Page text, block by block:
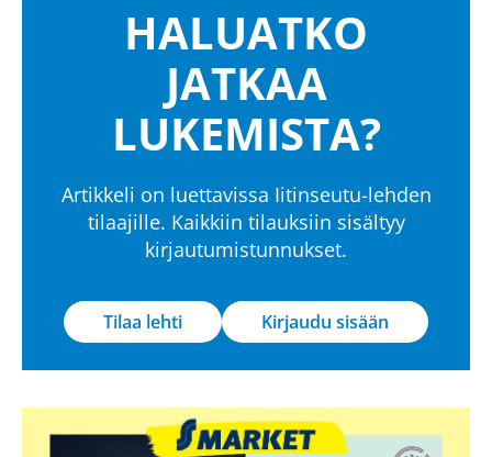
HALUATKO
JATKAA
LUKEMISTA?
Artikkeli on luettavissa Iitinseutu-lehden
tilaajille. Kaikkiin tilauksiin sisältyy
kirjautumistunnukset.
Tilaa lehti Kirjaudu sisään